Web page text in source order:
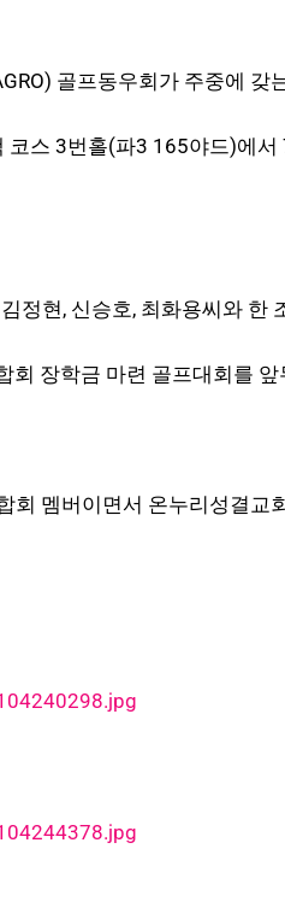
골프동우회가 주중에
코스 3번홀(파3 165야드)에
정현, 신승호, 최화용씨와 한
회 장학금 마련 골프대회를
회 멤버이면서 온누리성결